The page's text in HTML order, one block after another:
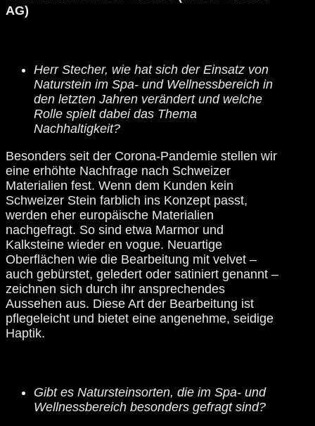
AG)
Herr Stecher, wie hat sich der Einsatz von
Naturstein im Spa- und Wellnessbereich in
den letzten Jahren verändert und welche
Rolle spielt dabei das Thema
Nachhaltigkeit?
Besonders seit der Corona-Pandemie stellen wir
eine erhöhte Nachfrage nach Schweizer
Materialien fest. Wenn dem Kunden kein
Schweizer Stein farblich ins Konzept passt,
werden eher europäische Materialien
nachgefragt. So sind etwa Marmor und
Kalksteine wieder en vogue. Neuartige
Oberflächen wie die Bearbeitung mit velvet –
auch gebürstet, geledert oder satiniert genannt –
zeichnen sich durch ihr ansprechendes
Aussehen aus. Diese Art der Bearbeitung ist
pflegeleicht und bietet eine angenehme, seidige
Haptik.
Gibt es Natursteinsorten, die im Spa- und
Wellnessbereich besonders gefragt sind?